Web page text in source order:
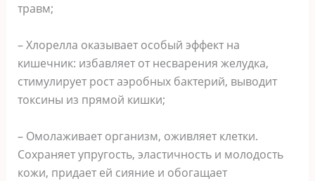
травм;
– Хлорелла оказывает особый эффект на
кишечник: избавляет от несварения желудка,
стимулирует рост аэробных бактерий, выводит
токсины из прямой кишки;
– Омолаживает организм, оживляет клетки.
Сохраняет упругость, эластичность и молодость
кожи, придает ей сияние и обогащает